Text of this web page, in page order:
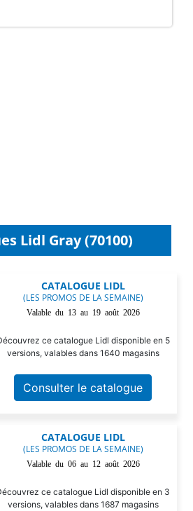
Lidl Gray (70100)
CATALOGUE LIDL
(LES PROMOS DE LA SEMAINE)
Valable du 13 au 19 août 2026
ce catalogue Lidl disponible en 5
versions, valables dans 1640 magasins
Consulter le catalogue
CATALOGUE LIDL
(LES PROMOS DE LA SEMAINE)
Valable du 06 au 12 août 2026
ce catalogue Lidl disponible en 3
versions, valables dans 1687 magasins